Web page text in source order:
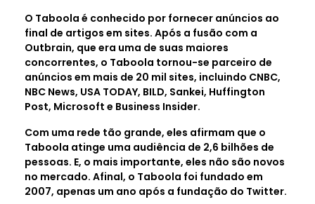
O Taboola é conhecido por fornecer anúncios ao
final de artigos em sites. Após a fusão com a
Outbrain, que era uma de suas maiores
concorrentes, o Taboola tornou-se parceiro de
anúncios em mais de 20 mil sites, incluindo CNBC,
NBC News, USA TODAY, BILD, Sankei, Huffington
Post, Microsoft e Business Insider.
Com uma rede tão grande, eles afirmam que o
Taboola atinge uma audiência de 2,6 bilhões de
pessoas. E, o mais importante, eles não são novos
no mercado. Afinal, o Taboola foi fundado em
2007, apenas um ano após a fundação do Twitter.